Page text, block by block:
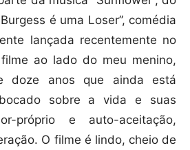
é uma Loser”, comédia
lançada recentemente no
ao lado do meu menino,
doze anos que ainda está
sobre a vida e suas
próprio e auto-aceitação,
O filme é lindo, cheio de